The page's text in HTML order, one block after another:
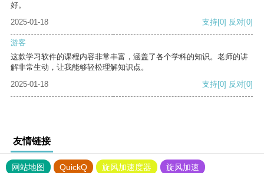
好。
2025-01-18
支持[0] 反对[0]
游客
这款学习软件的课程内容非常丰富，涵盖了各个学科的知识。老师的讲
解非常生动，让我能够轻松理解知识点。
2025-01-18
支持[0] 反对[0]
友情链接
网站地图 QuickQ 旋风加速度器
旋风加速